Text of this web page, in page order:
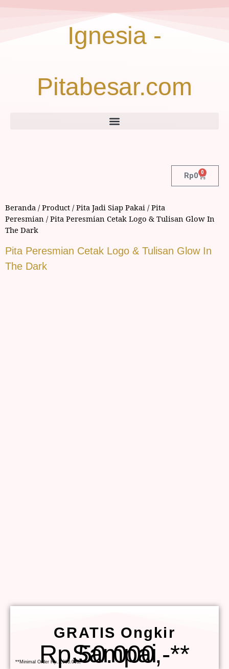
Ignesia -
Pitabesar.com
Rp0 0
Beranda /Product /Pita Jadi Siap Pakai /Pita
Peresmian / Pita Peresmian Cetak Logo & Tulisan Glow In
The Dark
Pita Peresmian Cetak Logo & Tulisan Glow In
The Dark
GRATIS Ongkir
Sampai Rp.50.000,-**
**Minimal Order Rp.1.000.000,-